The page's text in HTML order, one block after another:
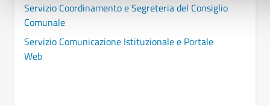
Servizio Coordinamento e Segreteria del Consiglio
Comunale
Servizio Comunicazione Istituzionale e Portale
Web